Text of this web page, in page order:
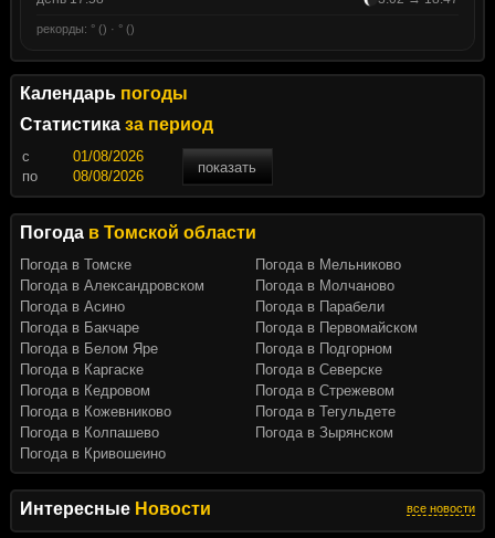
Интересные Новости все новости
рекорды: ° () · ° ()
Календарь погоды
Статистика за период
c
показать
по
Погода в Томской области
Погода в Томске
Погода в Александровском
Погода в Асино
Погода в Бакчаре
Погода в Белом Яре
Погода в Каргаске
Погода в Кедровом
Погода в Кожевниково
Погода в Колпашево
Погода в Кривошеино
Погода в Мельниково
Погода в Молчаново
Погода в Парабели
Погода в Первомайском
Погода в Подгорном
Погода в Северске
Погода в Стрежевом
Погода в Тегульдете
Погода в Зырянском